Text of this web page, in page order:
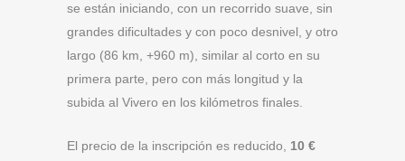
se están iniciando, con un recorrido suave, sin
grandes dificultades y con poco desnivel, y otro
largo (86 km, +960 m), similar al corto en su
primera parte, pero con más longitud y la
subida al Vivero en los kilómetros finales.
El precio de la inscripción es reducido, 10 €